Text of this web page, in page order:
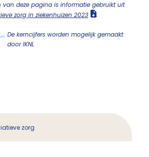
van deze pagina is informatie gebruikt uit
zorg in ziekenhuizen 2023 .
De kerncijfers worden mogelijk gemaakt
door IKNL
zorg